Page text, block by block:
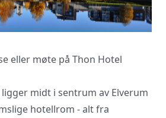
eller møte på Thon Hotel
midt i sentrum av Elverum
hotellrom - alt fra